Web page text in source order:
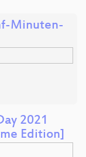
Minuten-
2021
Edition]